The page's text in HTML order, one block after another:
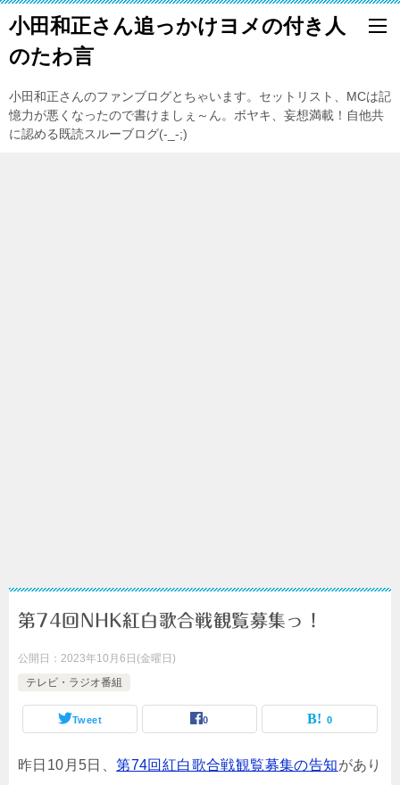
小田和正さん追っかけヨメの付き人
のたわ言
小田和正さんのファンブログとちゃいます。セットリスト、MCは記
憶力が悪くなったので書けましぇ～ん。ボヤキ、妄想満載！自他共
に認める既読スルーブログ(-_-;)
第74回NHK紅白歌合戦観覧募集っ！
公開日： 2023年10月6日(金曜日)
テレビ・ラジオ番組
Tweet 0 0
昨日10月5日、第74回紅白歌合戦観覧募集の告知があり